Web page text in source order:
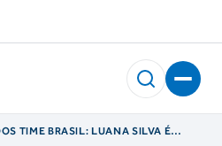
TIME BRASIL: LUANA SILVA É